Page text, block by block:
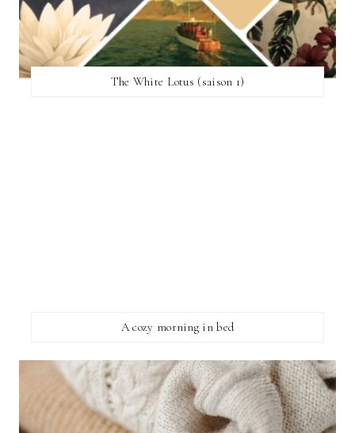
The White Lotus (saison 1)
A cozy morning in bed